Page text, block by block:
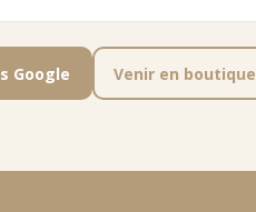
Google Venir en boutique